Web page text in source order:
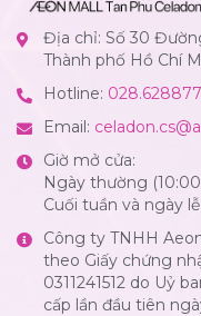
Địa chỉ: Số 30
Thành phố Hồ Chí
Hotline:
Email:
Giờ mở cửa:
Ngày thường
Cuối tuần và ngày
Công ty TNHH
theo Giấy chứng
0311241512 do Uỷ
cấp lần đầu tiên